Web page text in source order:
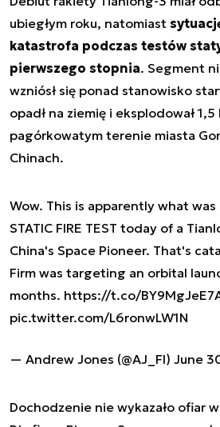
ubiegłym roku, natomiast
katastrofa podczas testów
pierwszego stopnia. Segment
wzniósł się ponad stanowisko
opadł na ziemię i eksplodował
pagórkowatym terenie miasta
Chinach.
Wow. This is apparently what
STATIC FIRE TEST today of a
China's Space Pioneer. That's
Firm was targeting an orbital
months. https://t.co/
pic.twitter.com/L6ronwLW1N
— Andrew Jones (@AJ_FI) June
Dochodzenie nie wykazało ofiar